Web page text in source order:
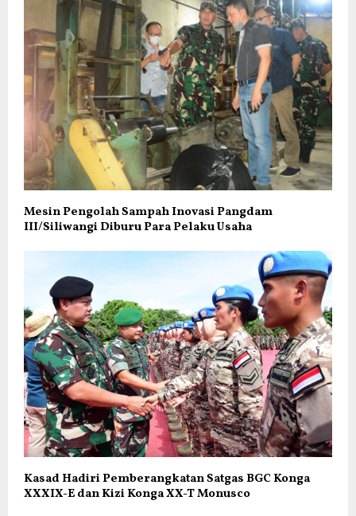
Mesin Pengolah Sampah Inovasi Pangdam
III/Siliwangi Diburu Para Pelaku Usaha
Kasad Hadiri Pemberangkatan Satgas BGC Konga
XXXIX-E dan Kizi Konga XX-T Monusco